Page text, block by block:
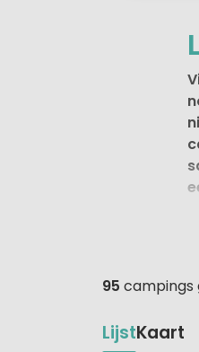
95 campings
LijstKaart